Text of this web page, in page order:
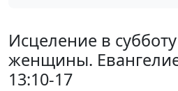
Исцеление в
женщины.
13:10-17
Молитесь, не переставайте.
Евангелие от Луки 18:1-8
Исцеление Прокаженных. О